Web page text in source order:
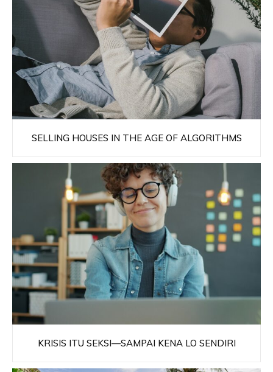
SELLING HOUSES IN THE AGE OF ALGORITHMS
KRISIS ITU SEKSI—SAMPAI KENA LO SENDIRI